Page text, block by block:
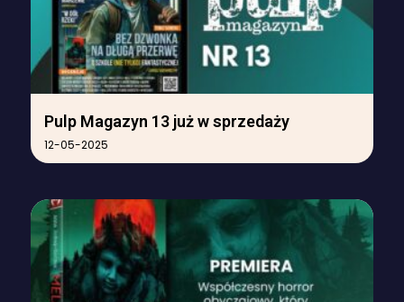
Pulp Magazyn 13 już w sprzedaży
12-05-2025